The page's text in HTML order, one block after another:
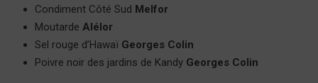
Condiment Côté Sud Melfor
Moutarde Alélor
Sel rouge d’Hawaï Georges Colin
Poivre noir des jardins de Kandy Georges Colin